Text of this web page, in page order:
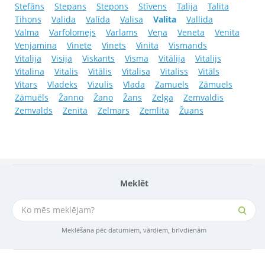
Meklēt
Meklēšana pēc datumiem, vārdiem, brīvdienām
Stefāns
Stepans Stepons Stīvens Talija
Talita
Tihons
Valida Valīda Valisa Valita
Vallida
Valma
Varfolomejs Varlams Veņa Veneta
Venita
Venjamina
Vinete Vinets Vinita
Vismands
Vitalija
Visija Viskants Visma Vitālija
Vitalijs
Vitalina
Vitalis Vitālis Vitalisa Vitaliss
Vitāls
Vitars
Vladeks Vizulis Vlada Zamuels
Zāmuels
Zāmuēls
Žanno Žano Žans Zelga
Zemvaldis
Zemvalds
Zenita Zelmars Zemlita Žuans